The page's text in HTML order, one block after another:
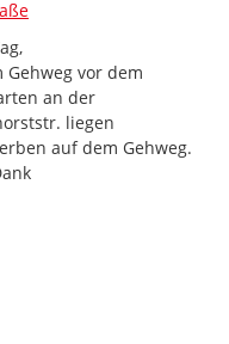
Gehweg vor dem
an der
liegen
auf dem Gehweg.